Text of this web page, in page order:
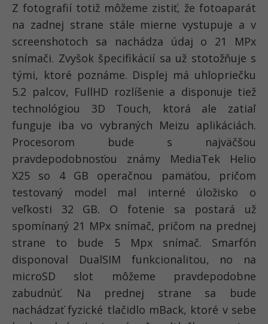
Z fotografií totiž môžeme zistiť, že fotoaparát
na zadnej strane stále mierne vystupuje a v
screenshotoch sa nachádza údaj o 21 MPx
snímači. Zvyšok špecifikácií sa už stotožňuje s
tými, ktoré poznáme. Displej má uhlopriečku
5.2 palcov, FullHD rozlíšenie a disponuje tiež
technológiou 3D Touch, ktorá ale zatiaľ
funguje iba vo vybraných Meizu aplikáciách.
Procesorom bude s najväčšou
pravdepodobnosťou známy MediaTek Helio
X25 so 4 GB operačnou pamäťou, pričom
testovaný model mal interné úložisko o
veľkosti 32 GB. O fotenie sa postará už
spomínaný 21 MPx snímač, pričom na prednej
strane to bude 5 Mpx snímač. Smarfón
disponoval DualSIM funkcionalitou, no na
microSD slot môžeme pravdepodobne
zabudnúť. Na prednej strane sa bude
nachádzať fyzické tlačidlo mBack, ktoré v sebe